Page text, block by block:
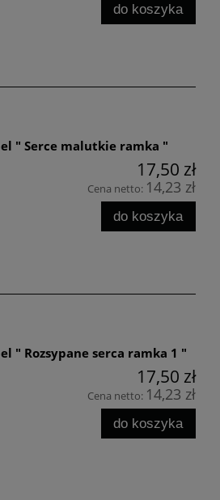
do koszyka
" Serce malutkie ramka "
17,50 zł
Cena netto: 14,23 zł
do koszyka
" Rozsypane serca ramka 1 "
17,50 zł
Cena netto: 14,23 zł
do koszyka